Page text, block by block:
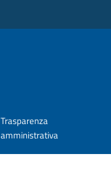
Trasparenza
amministrativa